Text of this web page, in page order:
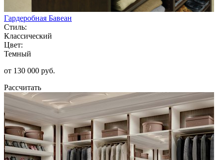
Гардеробная Бавеан
Стиль:
Классический
Цвет:
Темный
от 130 000 руб.
Рассчитать